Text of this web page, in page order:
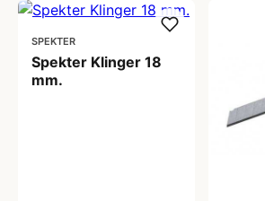
SPEKTER
Spekter Klinger 18
mm.